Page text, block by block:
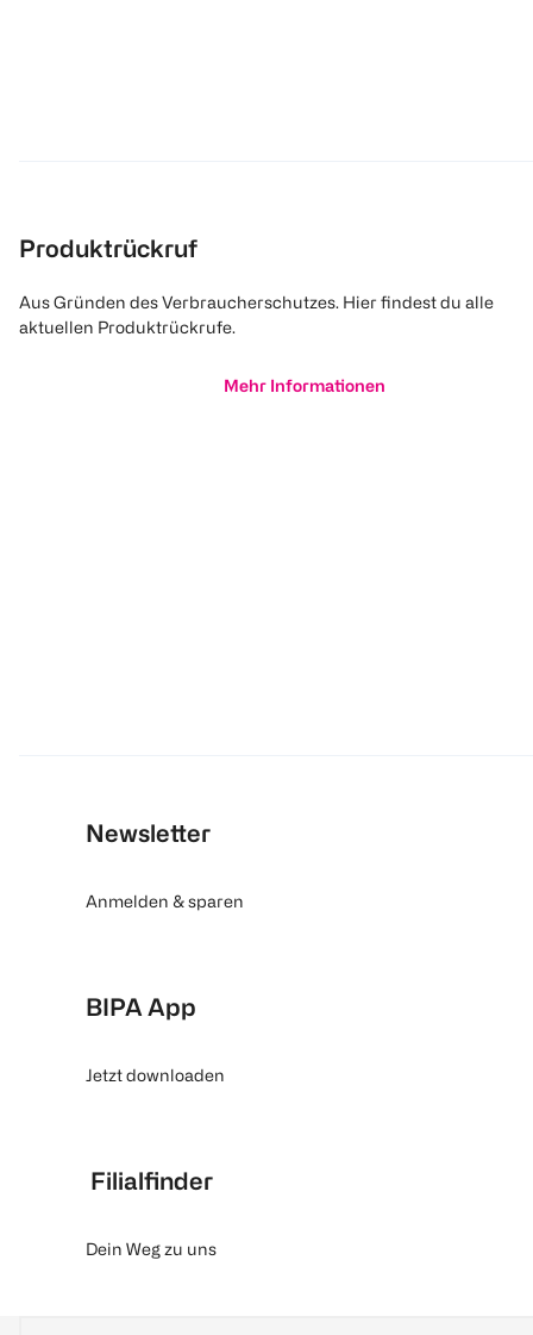
Produktrückruf
Aus Gründen des Verbraucherschutzes. Hier findest du alle
aktuellen Produktrückrufe.
Mehr Informationen
Newsletter
Anmelden & sparen
BIPA App
Jetzt downloaden
Filialfinder
Dein Weg zu uns